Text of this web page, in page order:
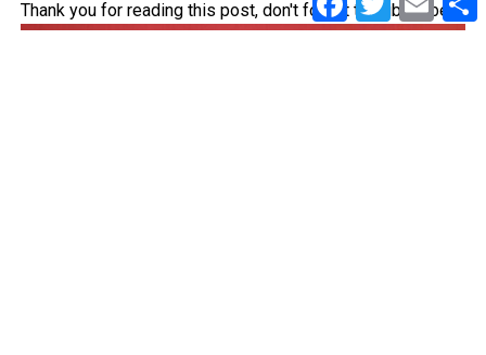
Thank you for reading this post, don't forget to subscribe!